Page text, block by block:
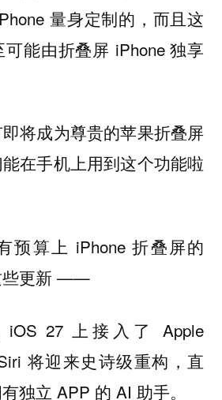
量身定制的，而且这
能由折叠屏 iPhone 独享
将成为尊贵的苹果折叠屏
在手机上用到这个功能啦
预算上 iPhone 折叠屏的
些更新 ——
27 上接入了 Apple
将迎来史诗级重构，直
独立 APP 的 AI 助手。